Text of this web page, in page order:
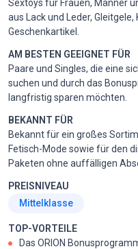
Sextoys für Frauen, Männer
aus Lack und Leder,
Geschenkartikel.
AM BESTEN GEEIGNET FÜR
Paare und Singles, die eine
suchen und durch das
langfristig sparen möchten.
BEKANNT FÜR
Bekannt für ein großes
Fetisch-Mode sowie für den
Paketen ohne auffälligen
PREISNIVEAU
Mittelklasse
TOP-VORTEILE
Das ORION